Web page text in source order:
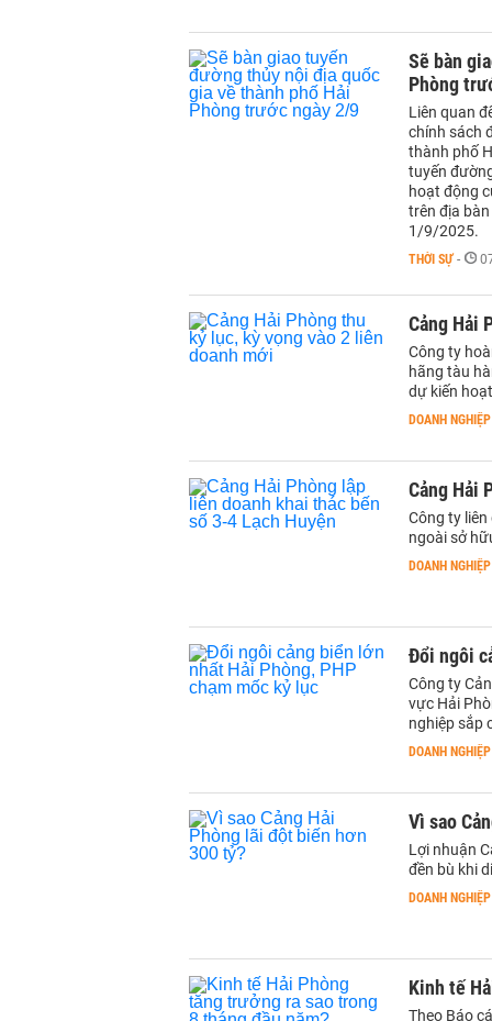
Sẽ bàn
Phòng
Liên quan
chính sách
thành phố
tuyến
hoạt động
trên địa
1/9/2025.
THỜI SỰ -
Cảng Hải
Công ty
hãng tàu
dự kiến
DOANH NGHIỆP
Cảng Hải
Công ty liên
ngoài sở
DOANH NGHIỆP
Đổi ngôi
Công ty
vực Hải
nghiệp sắp
DOANH NGHIỆP
Vì sao
Lợi nhuận
đền bù khi
DOANH NGHIỆP
Kinh tế
Theo Báo